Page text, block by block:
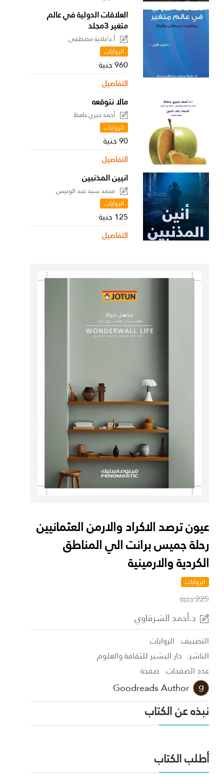
العلاقات الدولية في عالم
متغير 3مجلد
أ.د/نادية مصطفى
الروايات
960 جنية
التفاصيل
مالا نتوقعه
أحمد خيري حافظ
الروايات
90 جنية
التفاصيل
انيين المذنبين
محمد سيد عبد الونيس
الروايات
125 جنية
التفاصيل
عيون ترصد الاكراد والارمن العثمانيين
رحلة جميس برانت الي المناطق
الكردية والارمينية
الروايات
225 جنية
د.أحمد الشرقاوي
التصنيف: الروايات
الناشر: دار البشير للثقافة والعلوم
عدد الصفحات: صفحة
Goodreads Author
نبذه عن الكتاب
أطلب الكتاب